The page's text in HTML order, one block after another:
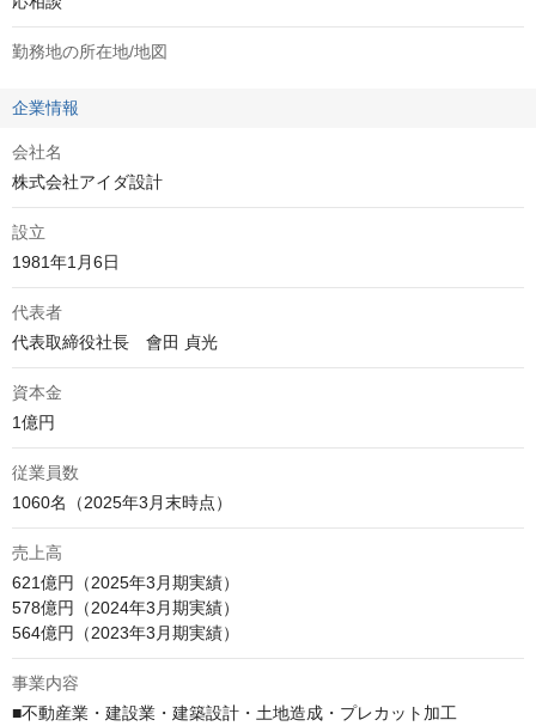
勤務地の所在地/地図
企業情報
会社名
株式会社アイダ設計
設立
1981年1月6日
代表者
代表取締役社長　會田 貞光
資本金
1億円
従業員数
1060名（2025年3月末時点）
売上高
621億円（2025年3月期実績）
578億円（2024年3月期実績）
564億円（2023年3月期実績）
事業内容
■不動産業・建設業・建築設計・土地造成・プレカット加工